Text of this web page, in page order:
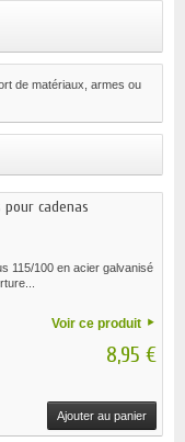
de matériaux, armes ou
pour cadenas
115/100 en acier galvanisé
Voir ce produit
8,95 €
Ajouter au panier